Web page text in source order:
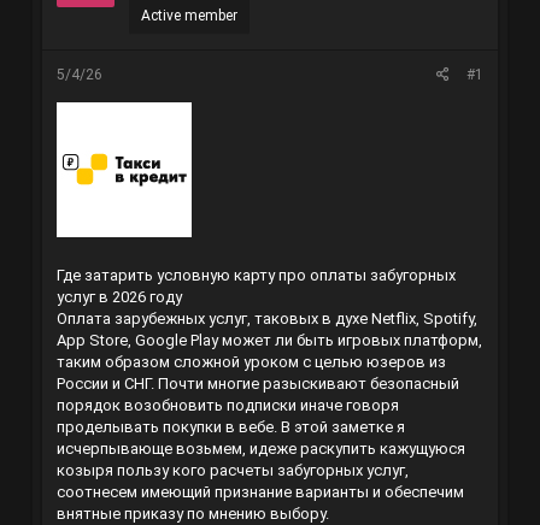
r
Active member
5/4/26 #1
Где затарить условную карту про оплаты забугорных
услуг в 2026 году
Оплата зарубежных услуг, таковых в духе Netflix, Spotify,
App Store, Google Play может ли быть игровых платформ,
таким образом сложной уроком с целью юзеров из
России и СНГ. Почти многие разыскивают безопасный
порядок возобновить подписки иначе говоря
проделывать покупки в вебе. В этой заметке я
исчерпывающе возьмем, идеже раскупить кажущуюся
козыря пользу кого расчеты забугорных услуг,
соотнесем имеющий признание варианты и обеспечим
внятные приказу по мнению выбору.